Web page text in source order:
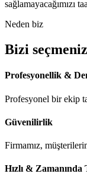
sağlamayacağımızı
Neden biz
Bizi
Profesyonellik &
Profesyonel bir ekip
Güvenilirlik
Firmamız,
Hızlı & Zamanında